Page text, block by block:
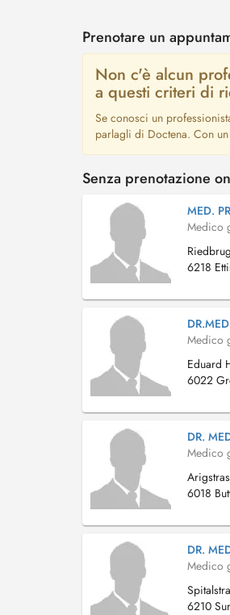
Prenotare un
Non c'è alcun
a questi criteri di
Se conosci un
parlagli di Doctena. Con
Senza prenotazione
MED.
Medico
6218
Medico
Eduard
6022
DR.
Medico
6018
DR.
Medico
6210